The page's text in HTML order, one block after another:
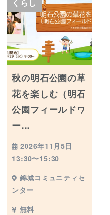
くらし
秋の明石公園の草
花を楽しむ（明石
公園フィールドワ
ー…
2026年11月5日
13:30〜15:30
錦城コミュニティセ
ンター
無料